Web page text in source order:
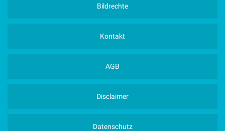
Bildrechte
Kontakt
AGB
Disclaimer
Datenschutz